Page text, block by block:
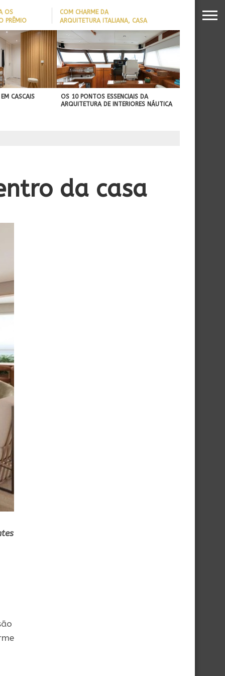
OS
PRÊMIO
DA
COM CHARME DA
ARQUITETURA ITALIANA, CASA
DE VILA COM 120M² GANHA
‘CARTÃO DE VISITAS’ COM
PAREDE DE TIJOLOS
APARENTES; CONFIRA
CASCAIS
OS 10 PONTOS ESSENCIAIS DA
ARQUITETURA DE INTERIORES NÁUTICA
da casa